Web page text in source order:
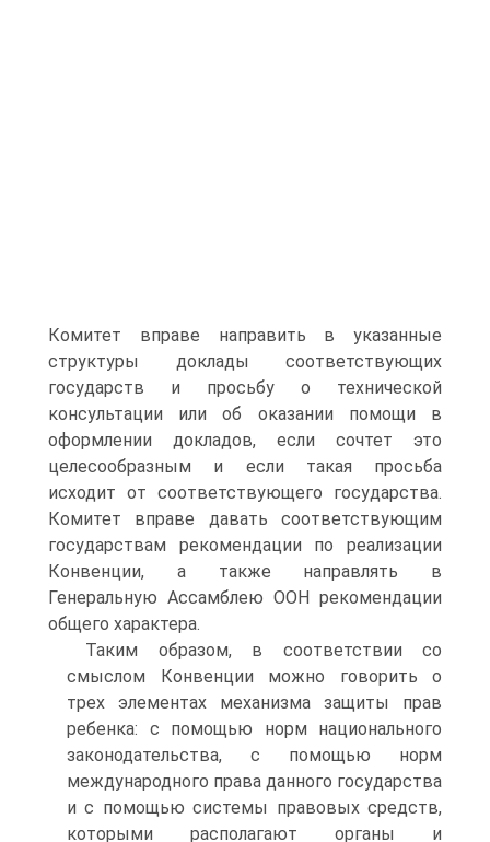
Комитет вправе направить в указанные
структуры доклады соответствующих
государств и просьбу о технической
консультации или об оказании помощи в
оформлении докладов, если сочтет это
целесообразным и если такая просьба
исходит от соответствующего государства.
Комитет вправе давать соответствующим
государствам рекомендации по реализации
Конвенции, а также направлять в
Генеральную Ассамблею ООН рекомендации
общего характера.
Таким образом, в соответствии со
смыслом Конвенции можно говорить о
трех элементах механизма защиты прав
ребенка: с помощью норм национального
законодательства, с помощью норм
международного права данного государства
и с помощью системы правовых средств,
которыми располагают органы и